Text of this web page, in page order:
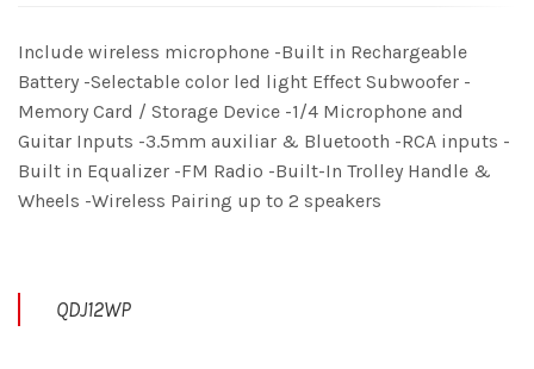
Include wireless microphone -Built in Rechargeable
Battery -Selectable color led light Effect Subwoofer -
Memory Card / Storage Device -1/4 Microphone and
Guitar Inputs -3.5mm auxiliar & Bluetooth -RCA inputs -
Built in Equalizer -FM Radio -Built-In Trolley Handle &
Wheels -Wireless Pairing up to 2 speakers
QDJ12WP